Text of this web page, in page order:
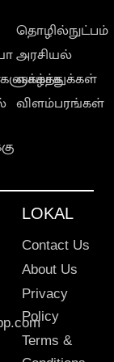
தொழில்நுட்பம்
அரசியல்
வாழ்த்துக்கள்
விளம்பரங்கள்
LOKAL
Contact Us
About Us
Privacy
Policy
Terms &